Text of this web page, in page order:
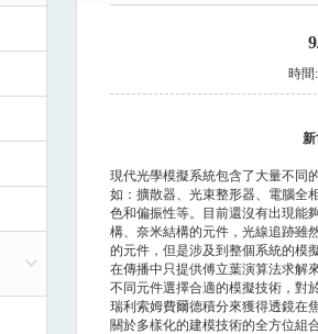
時間
現代光學模擬系統包含了大量不同
如：擴散器、光束整形器、電腦全
色和偏振性等。目前還沒有出現能
構、奈米結構的元件，光線追跡雖
的元件，但是涉及到整個系統的模
在傳播中只提供傅立葉演算法求解
不同元件選擇合適的模擬技術，對
瑞利索姆費爾德積分來獲得透鏡在
關於多樣化的建模技術的全方位組